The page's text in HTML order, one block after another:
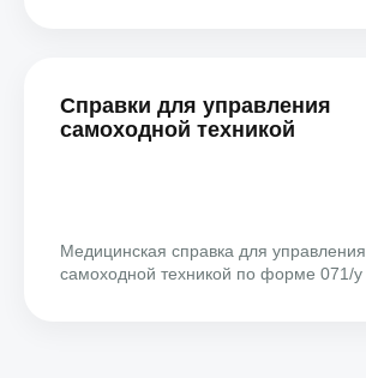
Справки для управления
самоходной техникой
Медицинская справка для управления
самоходной техникой по форме 071/у